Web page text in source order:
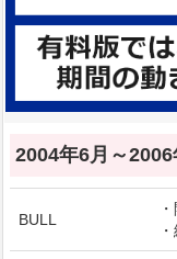
2004年6月～
BULL